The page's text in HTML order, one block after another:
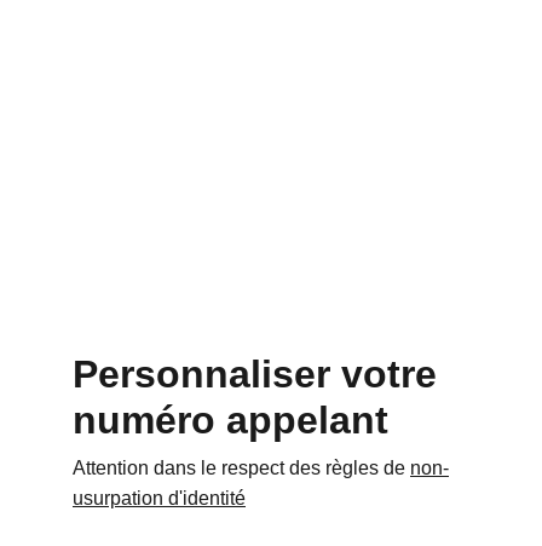
Personnaliser votre
numéro appelant
Attention dans le respect des règles de non-
usurpation d'identité